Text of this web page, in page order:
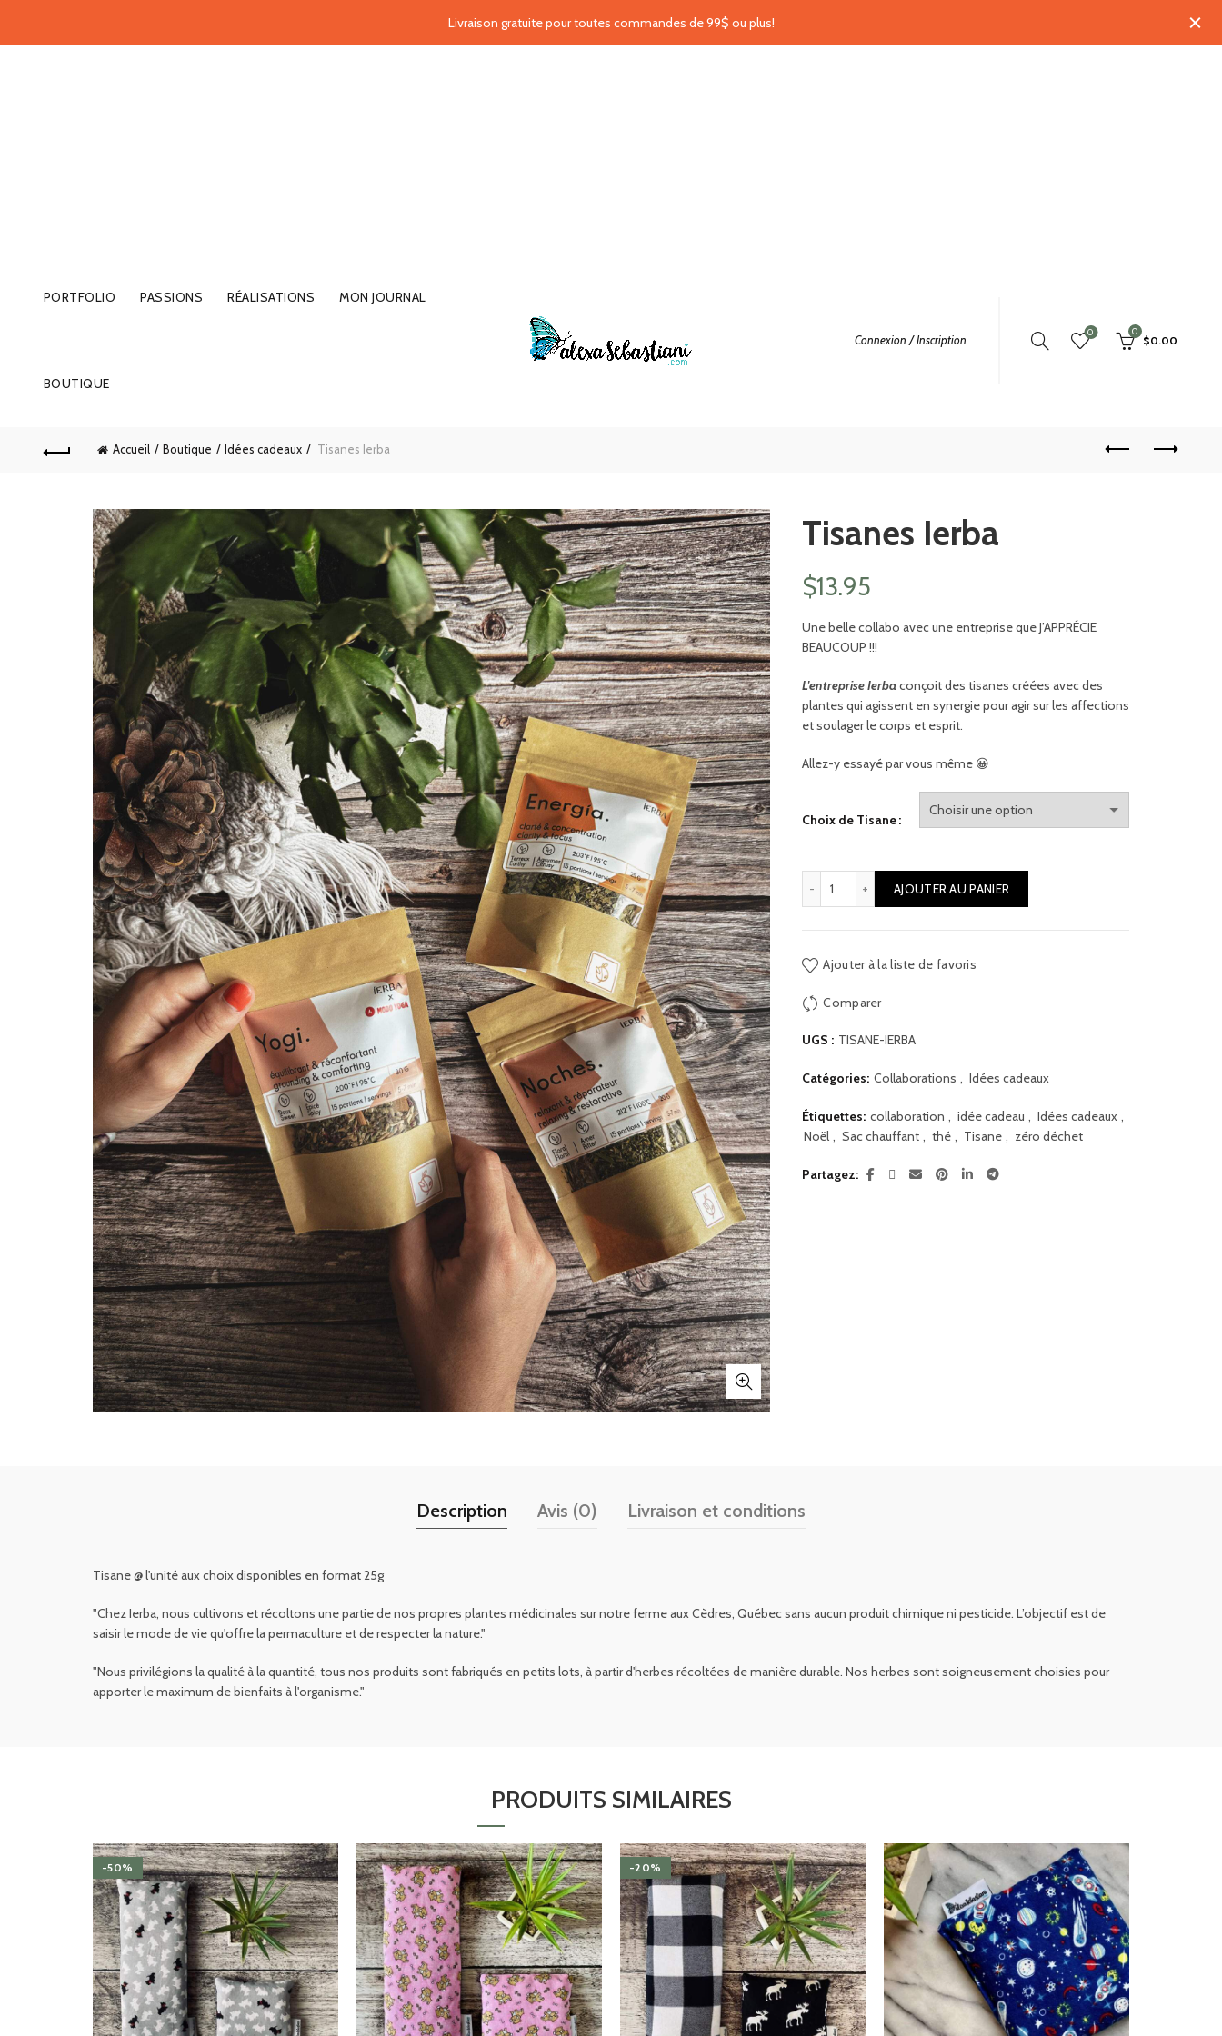
PORTFOLIO PASSIONS RÉALISATIONS MON JOURNAL
BOUTIQUE
Connexion / Inscription
0 0
$0.00
Accueil Boutique Idées cadeaux Tisanes Ierba
Tisanes Ierba
$13.95
Une belle collabo avec une entreprise que J’APPRÉCIE
BEAUCOUP !!!
L'entreprise Ierbaconçoit des tisanes créées avec des
plantes qui agissent en synergie pour agir sur les affections
et soulager le corps et esprit.
Allez-y essayé par vous même 😀
Choix de Tisane
AJOUTER AU PANIER
Ajouter à la liste de favoris
Comparer
UGS : TISANE-IERBA
Catégories: Collaborations , Idées cadeaux
Étiquettes: collaboration , idée cadeau , Idées cadeaux ,
Noël , Sac chauffant , thé , Tisane , zéro déchet
Partagez
Description Avis (0) Livraison et conditions
Tisane @ l'unité aux choix disponibles en format 25g
"Chez Ierba, nous cultivons et récoltons une partie de nos propres plantes médicinales sur notre ferme aux Cèdres, Québec sans aucun produit chimique ni pesticide. L’objectif est de
saisir le mode de vie qu'offre la permaculture et de respecter la nature."
"Nous privilégions la qualité à la quantité, tous nos produits sont fabriqués en petits lots, à partir d'herbes récoltées de manière durable. Nos herbes sont soigneusement choisies pour
apporter le maximum de bienfaits à l'organisme."
PRODUITS SIMILAIRES
-50% -20%
Livraison gratuite pour toutes commandes de 99$ ou plus!